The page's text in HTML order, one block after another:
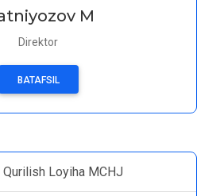
M
Direktor
BATAFSIL
Loyiha MCHJ